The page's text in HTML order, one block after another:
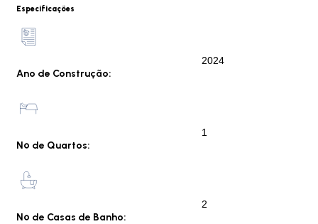
Especificações
Ano de Construção:
2024
Nº de Quartos:
1
Nº de Casas de Banho:
2